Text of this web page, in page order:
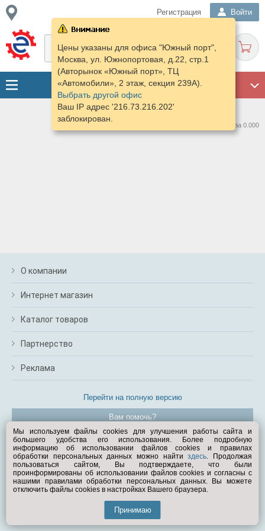
Регистрация Войти
Цены указаны для офиса "Южный порт",
Москва, ул. Южнопортовая, д.22, стр.1
(Авторынок «Южный порт», ТЦ
«Автомобили», 2 этаж, секция 239А).
Выбрать другой офис
Ваш IP адрес '216.73.216.202'
заблокирован.
Нашлось предложений: 0 за 0.000
О компании
Интернет магазин
Каталог товаров
Партнерство
Реклама
Перейти на полную версию
Вам помочь?
© Exist.ru 1998—2026
Мы используем файлы cookies для улучшения работы сайта и
большего удобства его использования. Более подробную
информацию об использовании файлов cookies и правилах
обработки персональных данных можно найтиздесь. Продолжая
пользоваться сайтом, Вы подтверждаете, что были
проинформированы об использовании файлов cookies и согласны с
нашими правилами обработки персональных данных. Вы можете
отключить файлы cookies в настройках Вашего браузера.
Принимаю